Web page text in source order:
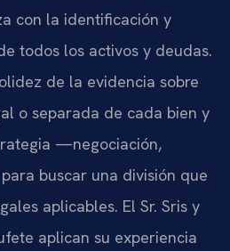
con la identificación y
todos los activos y deudas.
de la evidencia sobre
o separada de cada bien y
—negociación,
buscar una división que
aplicables. El Sr. Sris y
aplican su experiencia